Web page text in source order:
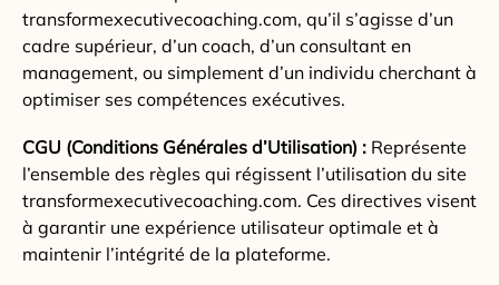
transformexecutivecoaching.com, qu’il s’agisse d’un
cadre supérieur, d’un coach, d’un consultant en
management, ou simplement d’un individu cherchant à
optimiser ses compétences exécutives.
CGU (Conditions Générales d’Utilisation) : Représente
l’ensemble des règles qui régissent l’utilisation du site
transformexecutivecoaching.com. Ces directives visent
à garantir une expérience utilisateur optimale et à
maintenir l’intégrité de la plateforme.